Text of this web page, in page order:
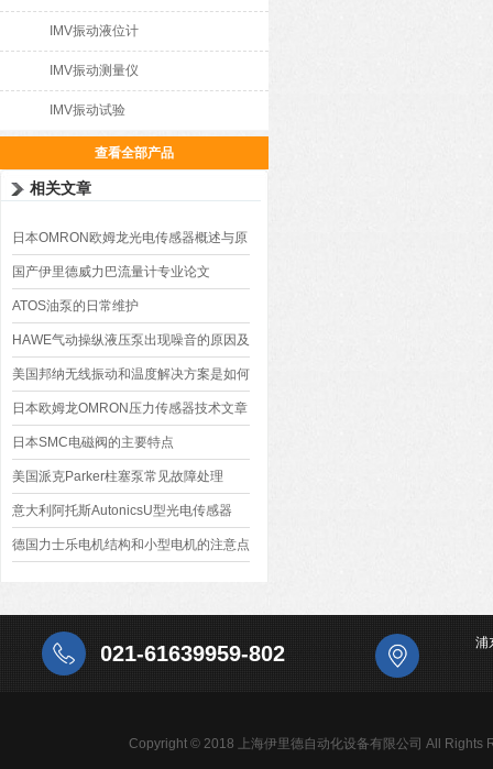
IMV振动液位计
IMV振动测量仪
IMV振动试验
查看全部产品
相关文章
日本OMRON欧姆龙光电传感器概述与原
理分析
国产伊里德威力巴流量计专业论文
ATOS油泵的日常维护
HAWE气动操纵液压泵出现噪音的原因及
处理方法
美国邦纳无线振动和温度解决方案是如何
对抄纸机的每个压辊进行监控的？
日本欧姆龙OMRON压力传感器技术文章
日本SMC电磁阀的主要特点
美国派克Parker柱塞泵常见故障处理
意大利阿托斯AutonicsU型光电传感器
德国力士乐电机结构和小型电机的注意点
021-61639959-802 浦
Copyright © 2018 上海伊里德自动化设备有限公司 All Rights